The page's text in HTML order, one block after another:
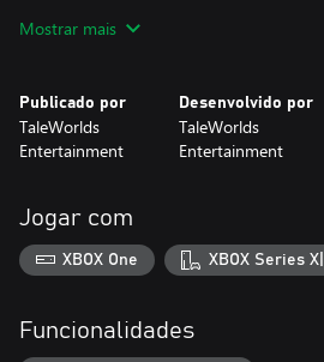
Equipa (Team Deathmatch), Apanha a
Mostrar mais
Publicado por
TaleWorlds
Entertainment
Desenvolvido por
TaleWorlds
Entertainment
Jogar com
XBOX One XBOX Series
Funcionalidades